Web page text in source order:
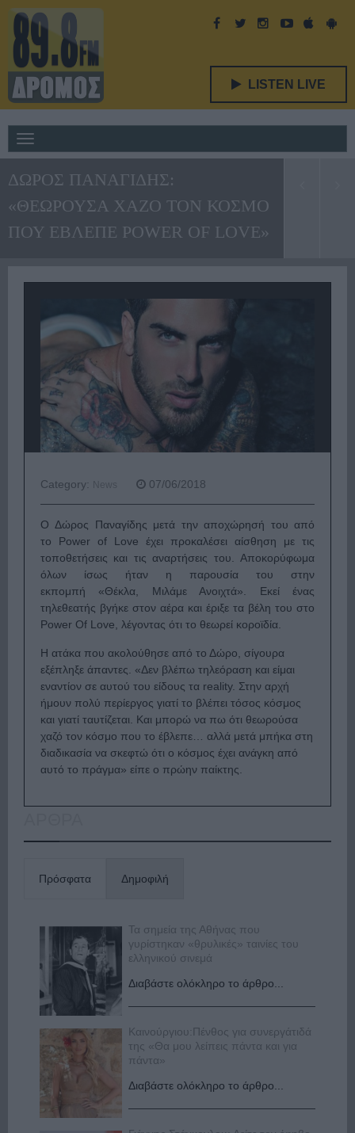
LISTEN LIVE
navigation
ΔΩΡΟΣ ΠΑΝΑΓΙΔΗΣ:
«ΘΕΩΡΟΥΣΑ ΧΑΖΟ ΤΟΝ ΚΟΣΜΟ
ΠΟΥ ΕΒΛΕΠΕ POWER OF LOVE»
Category: News 07/06/2018
Ο Δώρος Παναγίδης μετά την αποχώρησή του από
το Power of Love έχει προκαλέσει αίσθηση με τις
τοποθετήσεις και τις αναρτήσεις του. Αποκορύφωμα
όλων ίσως ήταν η παρουσία του στην
εκπομπή «Θέκλα, Μιλάμε Ανοιχτά». Εκεί ένας
τηλεθεατής βγήκε στον αέρα και έριξε τα βέλη του στο
Power Of Love, λέγοντας ότι το θεωρεί κοροϊδία.
Η ατάκα που ακολούθησε από το Δώρο, σίγουρα
εξέπληξε άπαντες. «Δεν βλέπω τηλεόραση και είμαι
εναντίον σε αυτού του είδους τα reality. Στην αρχή
ήμουν πολύ περίεργος γιατί το βλέπει τόσος κόσμος
και γιατί ταυτίζεται. Και μπορώ να πω ότι θεωρούσα
χαζό τον κόσμο που το έβλεπε… αλλά μετά μπήκα στη
διαδικασία να σκεφτώ ότι ο κόσμος έχει ανάγκη από
αυτό το πράγμα» είπε ο πρώην παίκτης.
Πρόσφατα Δημοφιλή
Τα σημεία της Αθήνας που
γυρίστηκαν «θρυλικές» ταινίες του
ελληνικού σινεμά
Διαβάστε ολόκληρο το άρθρο...
Καινούργιου:Πένθος για συνεργάτιδά
της «Θα μου λείπεις πάντα και για
πάντα»
Διαβάστε ολόκληρο το άρθρο...